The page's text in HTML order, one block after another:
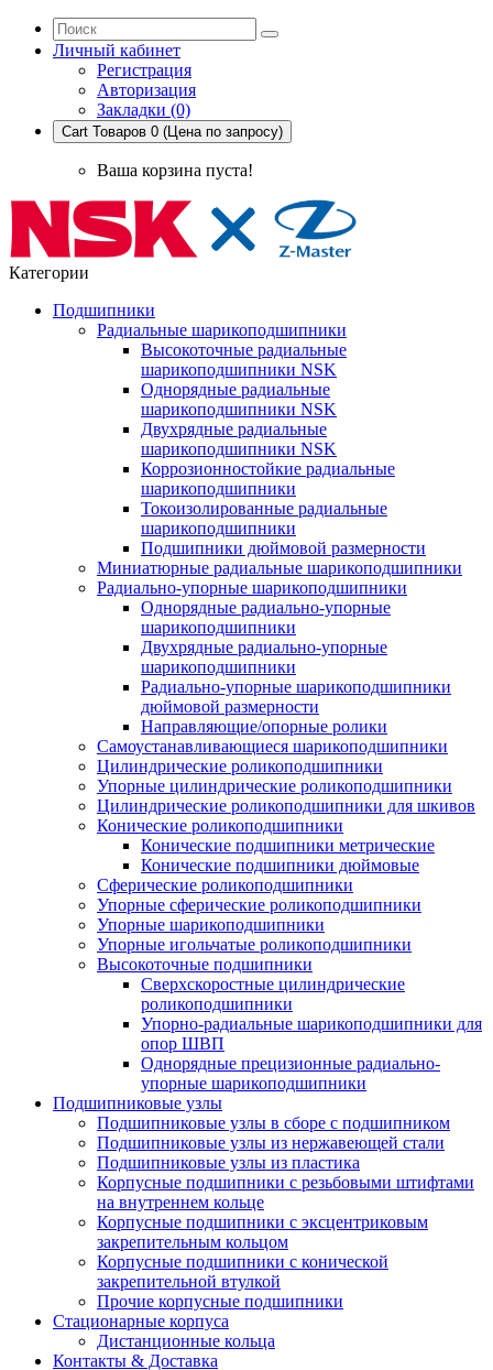
Личный кабинет
Регистрация
Авторизация
Закладки (0)
Cart Товаров 0 (Цена по запросу)
Ваша корзина пуста!
Категории
Подшипники
Радиальные шарикоподшипники
Высокоточные радиальные
шарикоподшипники NSK
Однорядные радиальные
шарикоподшипники NSK
Двухрядные радиальные
шарикоподшипники NSK
Коррозионностойкие радиальные
шарикоподшипники
Токоизолированные радиальные
шарикоподшипники
Подшипники дюймовой размерности
Миниатюрные радиальные шарикоподшипники
Радиально-упорные шарикоподшипники
Однорядные радиально-упорные
шарикоподшипники
Двухрядные радиально-упорные
шарикоподшипники
Радиально-упорные шарикоподшипники
дюймовой размерности
Направляющие/опорные ролики
Самоустанавливающиеся шарикоподшипники
Цилиндрические роликоподшипники
Упорные цилиндрические роликоподшипники
Цилиндрические роликоподшипники для шкивов
Конические роликоподшипники
Конические подшипники метрические
Конические подшипники дюймовые
Сферические роликоподшипники
Упорные сферические роликоподшипники
Упорные шарикоподшипники
Упорные игольчатые роликоподшипники
Высокоточные подшипники
Сверхскоростные цилиндрические
роликоподшипники
Упорно-радиальные шарикоподшипники для
опор ШВП
Однорядные прецизионные радиально-
упорные шарикоподшипники
Подшипниковые узлы
Подшипниковые узлы в сборе с подшипником
Подшипниковые узлы из нержавеющей стали
Подшипниковые узлы из пластика
Корпусные подшипники с резьбовыми штифтами
на внутреннем кольце
Корпусные подшипники с эксцентриковым
закрепительным кольцом
Корпусные подшипники с конической
закрепительной втулкой
Прочие корпусные подшипники
Стационарные корпуса
Дистанционные кольца
Контакты & Доставка